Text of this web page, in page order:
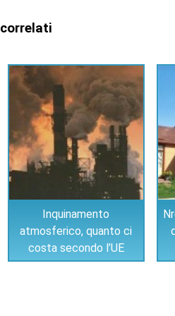
Inquinamento
atmosferico, quanto ci
costa secondo l’UE